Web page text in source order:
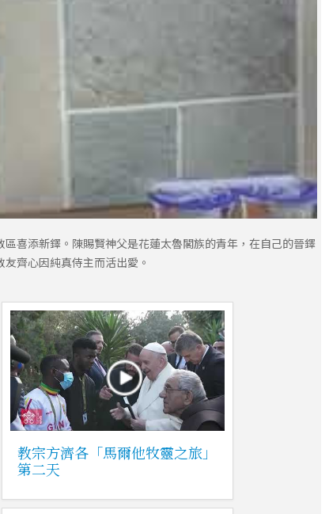
喜添新鐸。陳賜賢神父是花蓮太魯閣族的青年，在自己的晉鐸
齊心因純真侍主而活出愛。
教宗方濟各「馬爾他牧靈之旅」
第二天